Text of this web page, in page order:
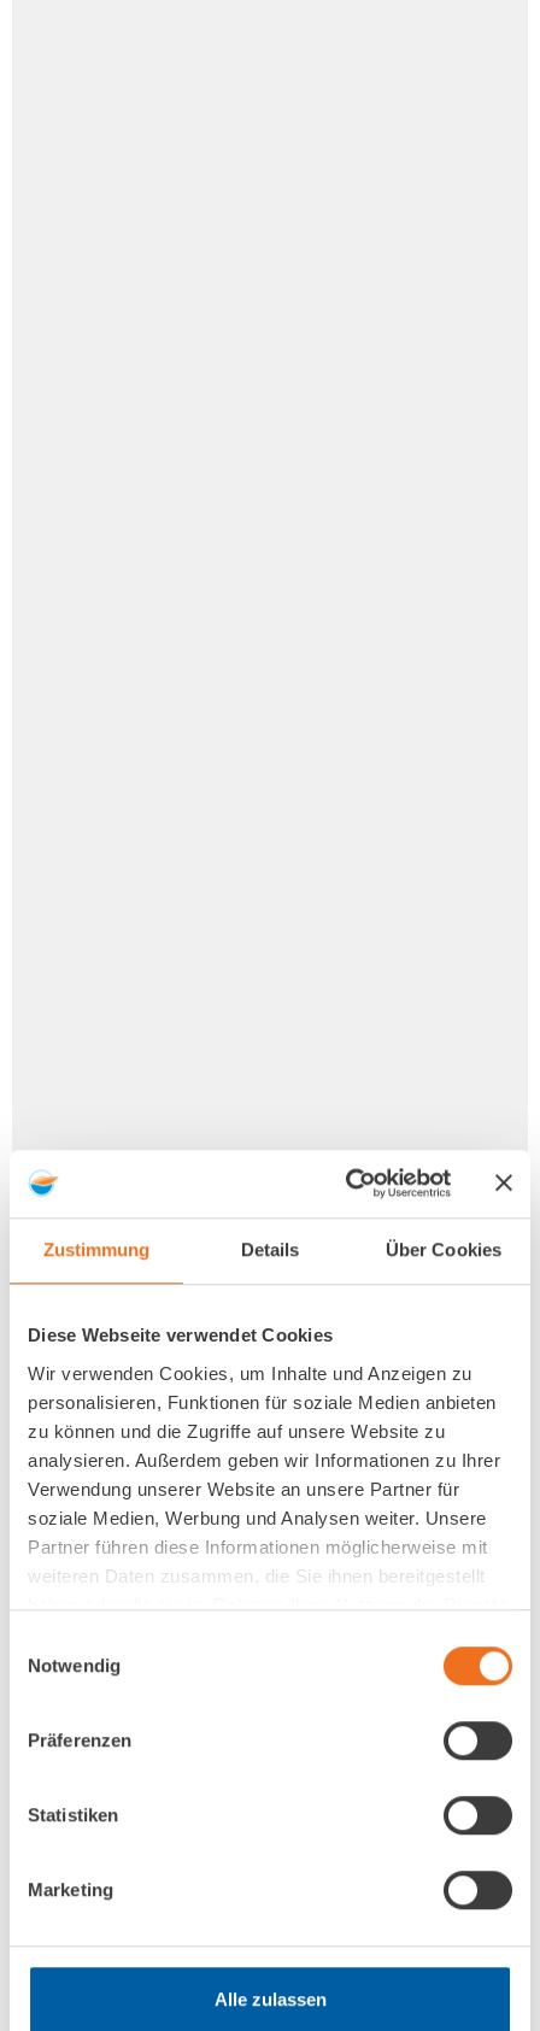
Zustimmung Details Über Cookies
Diese Webseite verwendet Cookies
Wir verwenden Cookies, um Inhalte und Anzeigen zu
personalisieren, Funktionen für soziale Medien anbieten
zu können und die Zugriffe auf unsere Website zu
analysieren. Außerdem geben wir Informationen zu Ihrer
Verwendung unserer Website an unsere Partner für
soziale Medien, Werbung und Analysen weiter. Unsere
Partner führen diese Informationen möglicherweise mit
weiteren Daten zusammen, die Sie ihnen bereitgestellt
haben oder die sie im Rahmen Ihrer Nutzung der Dienste
Notwendig
Präferenzen
Statistiken
Marketing
Alle zulassen